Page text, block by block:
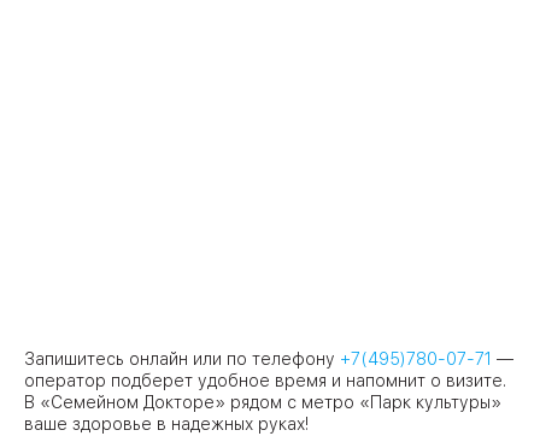
Запишитесь онлайн или по телефону +7(495)780-07-71 —
оператор подберет удобное время и напомнит о визите.
В «Семейном Докторе» рядом с метро «Парк культуры»
ваше здоровье в надежных руках!